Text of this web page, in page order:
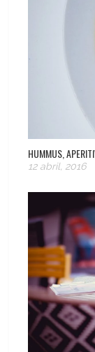
HUMMUS,
12 abril, 2016